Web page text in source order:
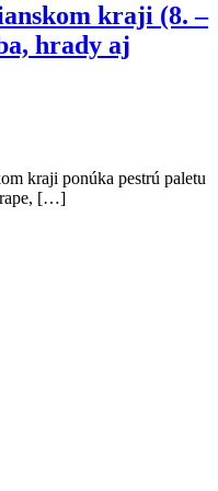
kraji (8. –
hrady aj
kraji ponúka pestrú paletu
[…]